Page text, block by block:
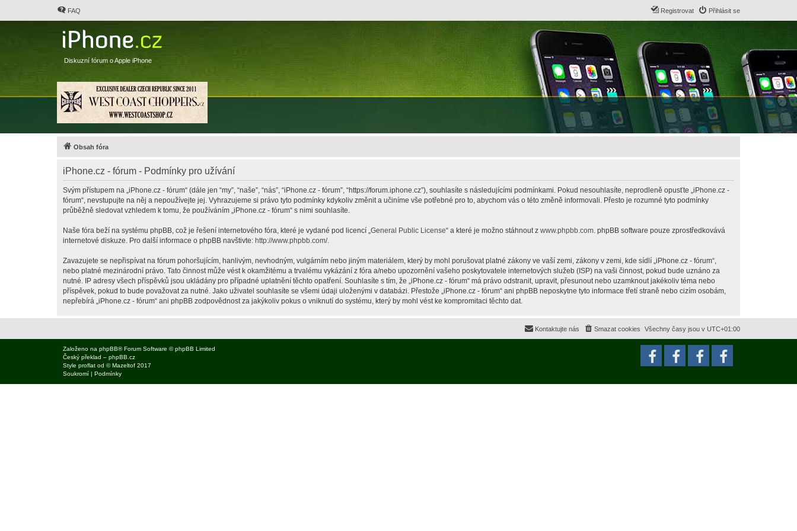
FAQ Přihlásit se
Registrovat
Diskuzní fórum o Apple iPhone
Obsah fóra
iPhone.cz - fórum - Podmínky pro užívání
Svým přístupem na „iPhone.cz - fórum“ (dále jen “my”, “naše”, “nás”, “iPhone.cz - fórum”, “https://forum.iphone.cz”), souhlasíte s následujícími podmínkami. Pokud nesouhlasíte, neprodleně opusťte „iPhone.cz -
fórum“, nevstupujte na něj a nepoužívejte jej. Vyhrazujeme si právo tyto podmínky kdykoliv změnit a učiníme vše potřebné pro to, abychom vás o této změně informovali. Přesto je rozumné tyto podmínky
průběžně sledovat vzhledem k tomu, že používáním „iPhone.cz - fórum“ s nimi souhlasíte.
Naše fóra beží na systému phpBB, což je řešení internetového fóra, které je vydané pod licencí „General Public License“ a které je možno stáhnout z www.phpbb.com. phpBB software pouze zprostředkovává
internetové diskuze. Pro další informace o phpBB navštivte: http://www.phpbb.com/.
Zavazujete se nepřispívat na fórum pohoršujícím, hanlivým, nevhodným, vulgárním nebo jiným materiálem, který by mohl porušovat platné zákony ve vaší zemi, zákony v zemi, kde sídlí „iPhone.cz - fórum“,
nebo platné mezinárodní právo. Tato činnost může vést k okamžitému a trvalému vykázání z fóra a/nebo upozornění vašeho poskytovatele internetových služeb (ISP) na vaši činnost, pokud bude uznáno za
nutné. IP adresy všech příspěvků jsou ukládány pro případné uplatnění těchto opatření. Souhlasíte s tím, že „iPhone.cz - fórum“ má právo odstranit, upravit, přesunout nebo uzamknout jakékoliv téma nebo
příspěvek, pokud to bude považovat za nutné. Jako uživatel souhlasíte se všemi údaji uloženými v databázi. Přestože „iPhone.cz - fórum“ ani phpBB neposkytne tyto informace třetí straně nebo cizím osobám,
nepřebírá „iPhone.cz - fórum“ ani phpBB zodpovědnost za jakýkoliv pokus o vniknutí do systému, který by mohl vést ke kompromitaci těchto dat.
Všechny časy jsou v UTC+01:00
Smazat cookies
Kontaktujte nás
Založeno na phpBB® Forum Software © phpBB Limited
Český překlad – phpBB.cz
Style proflat od ©Mazeltof 2017
Soukromí | Podmínky